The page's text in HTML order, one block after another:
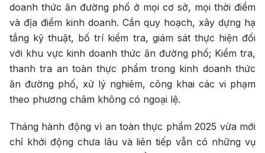
doanh thức ăn đường phố ở mọi cơ sở, mọi thời điểm
và địa điểm kinh doanh. Cần quy hoạch, xây dựng hạ
tầng kỹ thuật, bố trí kiểm tra, giám sát thực hiện đối
với khu vực kinh doanh thức ăn đường phố; Kiểm tra,
thanh tra an toàn thực phẩm trong kinh doanh thức
ăn đường phố, xử lý nghiêm, công khai các vi phạm
theo phương châm không có ngoại lệ.
Tháng hành động vì an toàn thực phẩm 2025 vừa mới
chỉ khởi động chưa lâu và liên tiếp vẫn có những vụ